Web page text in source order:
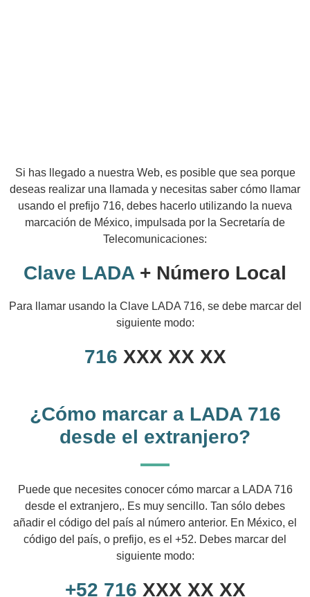
Si has llegado a nuestra Web, es posible que sea porque
deseas realizar una llamada y necesitas saber cómo llamar
usando el prefijo 716, debes hacerlo utilizando la nueva
marcación de México, impulsada por la Secretaría de
Telecomunicaciones:
Clave LADA + Número Local
Para llamar usando la Clave LADA 716, se debe marcar del
siguiente modo:
716 XXX XX XX
¿Cómo marcar a LADA 716
desde el extranjero?
Puede que necesites conocer cómo marcar a LADA 716
desde el extranjero,. Es muy sencillo. Tan sólo debes
añadir el código del país al número anterior. En México, el
código del país, o prefijo, es el +52. Debes marcar del
siguiente modo:
+52 716 XXX XX XX